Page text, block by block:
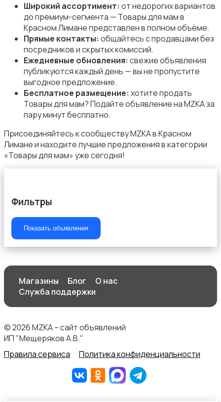
Товары для учебы
Другое
Широкий ассортимент: от недорогих вариантов
до премиум-сегмента — Товары для мам в
Красном Лимане представлен в полном объёме.
Прямые контакты: общайтесь с продавцами без
посредников и скрытых комиссий.
Ежедневные обновления: свежие объявления
публикуются каждый день — вы не пропустите
выгодное предложение.
Бесплатное размещение: хотите продать
Товары для мам? Подайте объявление на MZKA за
пару минут бесплатно.
Присоединяйтесь к сообществу MZKA в Красном
Лимане и находите лучшие предложения в категории
«Товары для мам» уже сегодня!
Фильтры
Показать объявления
Магазины Блог
О нас
Служба поддержки
© 2026 MZKA – сайт объявлений
ИП "Мещеряков А.В."
Правила сервиса
Политика конфиденциальности